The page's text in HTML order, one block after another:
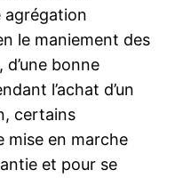
agrégation
le maniement des
bonne
l’achat d’un
certains
mise en marche
et pour se